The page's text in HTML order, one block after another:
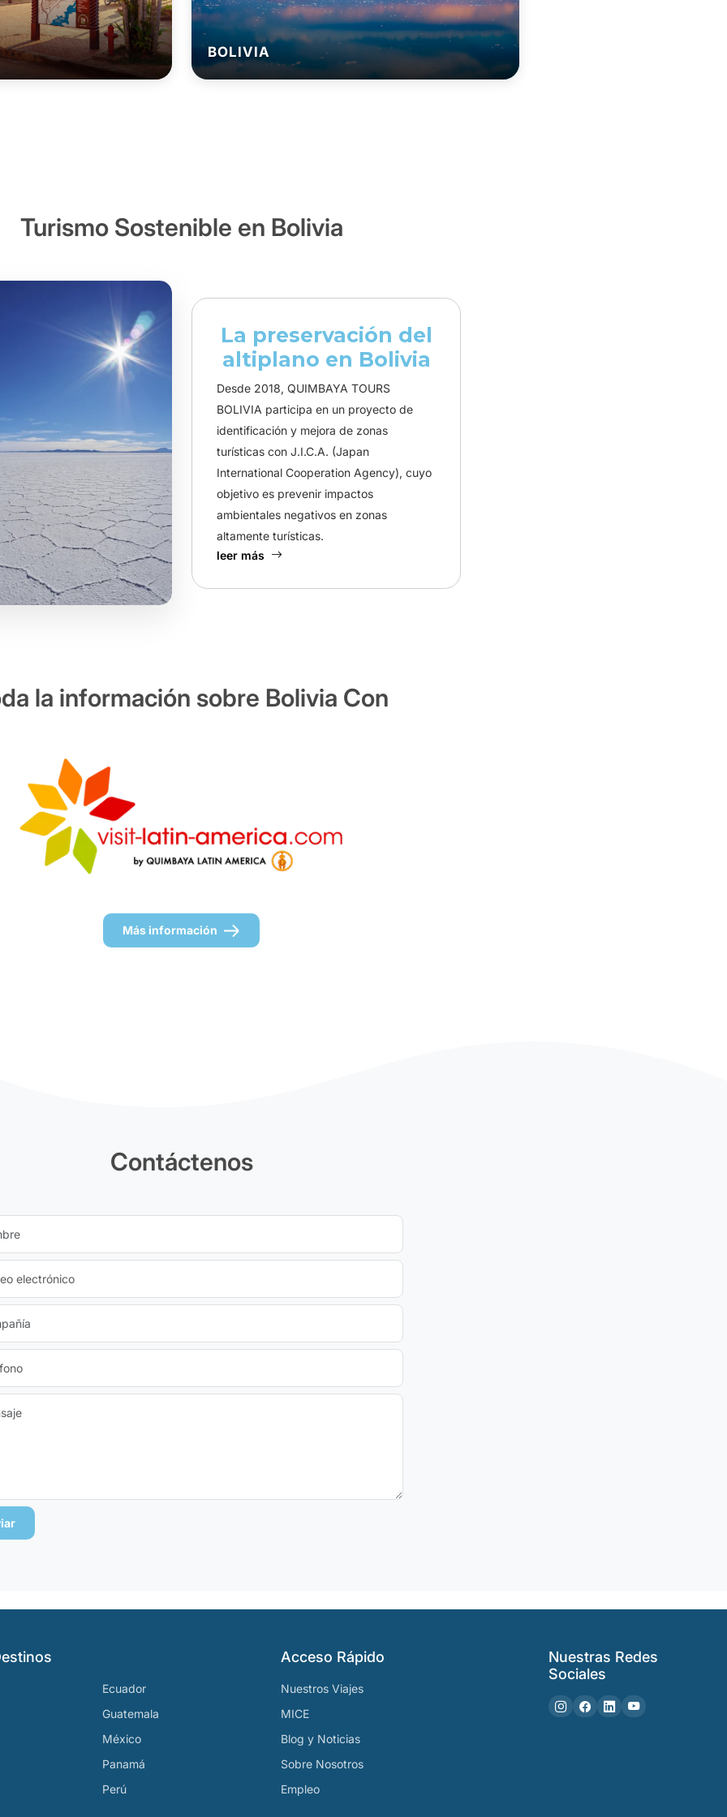
BOLIVIA
Turismo Sostenible en Bolivia
La preservación del
altiplano en Bolivia
Desde 2018, QUIMBAYA TOURS
BOLIVIA participa en un proyecto de
identificación y mejora de zonas
turísticas con J.I.C.A. (Japan
International Cooperation Agency), cuyo
objetivo es prevenir impactos
ambientales negativos en zonas
altamente turísticas.
leer más
la información sobre Bolivia Con
Más información
Contáctenos
Ecuador
Guatemala
México
Panamá
Perú
Acceso Rápido
Nuestros Viajes
MICE
Blog y Noticias
Sobre Nosotros
Empleo
Nuestras Redes
Sociales